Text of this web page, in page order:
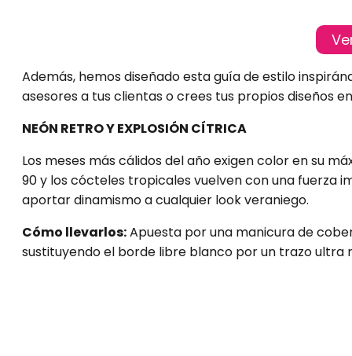
Además, hemos diseñado esta guía de estilo
asesores a tus clientas o crees tus propios diseños
NEÓN RETRO Y EXPLOSIÓN CÍTRICA
Los meses más cálidos del año exigen color en su
90 y los cócteles tropicales vuelven con una fuerza
aportar dinamismo a cualquier look veraniego.
Cómo llevarlos:Apuesta por una manicura de
sustituyendo el borde libre blanco por un trazo ultra